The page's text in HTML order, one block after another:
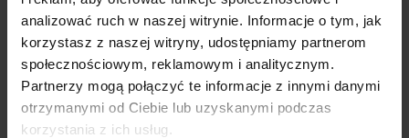
analizować ruch w naszej witrynie. Informacje o tym, jak
korzystasz z naszej witryny, udostępniamy partnerom
społecznościowym, reklamowym i analitycznym.
Partnerzy mogą połączyć te informacje z innymi danymi
otrzymanymi od Ciebie lub uzyskanymi podczas
korzystania z ich usług.
Pojemność:
4.3 l
Skrzynia biegów:
automatyczna